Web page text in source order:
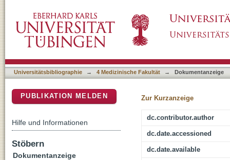
Universitätsbibliographie → 4 Medizinische Fakultät → Dokumentanzeige
Zur Kurzanzeige
dc.contributor.author
dc.date.accessioned
dc.date.available
PUBLIKATION MELDEN
Hilfe und Informationen
Stöbern
Dokumentanzeige